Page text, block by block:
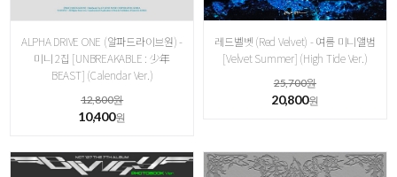
ALPHA DRIVE ONE (알파드라이브원) -
미니 2집 [ UNBREAKABLE : 少年
BEAST] ( Calendar Ver.)
12,800원
10,400원
레드벨벳 (Red Velvet) - 여름 미니앨범
[Velvet Summer] (High Tide Ver.)
25,700원
20,800원